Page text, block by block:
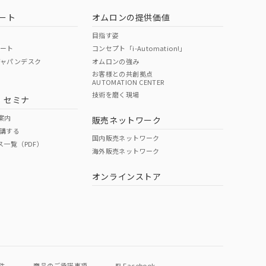
O O
ト
ト
パンデスク
セミナ
内
する
覧（PDF）
オムロンの提供価値
目指す姿
コンセプト「i-Automation!」
オムロンの強み
お客様との共創拠点
AUTOMATION CENTER
技術を磨く現場
販売ネットワーク
国内販売ネットワーク
海外販売ネットワーク
オンラインストア